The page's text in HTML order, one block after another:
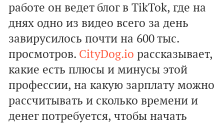
работе он ведет блог в TikTok, где на
днях одно из видео всего за день
завирусилось почти на 600 тыс.
просмотров. CityDog.io рассказывает,
какие есть плюсы и минусы этой
профессии, на какую зарплату можно
рассчитывать и сколько времени и
денег потребуется, чтобы начать